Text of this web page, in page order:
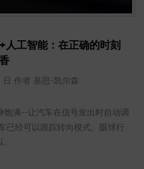
人工智能：在正确的时刻
作者 基思-凯尔森
饱满--让汽车在信号发出时自动调
已经可以跟踪转向模式、眼球行